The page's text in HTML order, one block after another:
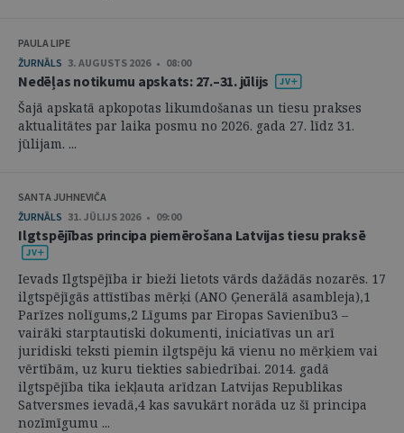
PAULA LIPE
ŽURNĀLS 3. AUGUSTS 2026 • 08:00
Nedēļas notikumu apskats: 27.–31. jūlijs
Šajā apskatā apkopotas likumdošanas un tiesu prakses
aktualitātes par laika posmu no 2026. gada 27. līdz 31.
jūlijam. ...
SANTA JUHNEVIČA
ŽURNĀLS 31. JŪLIJS 2026 • 09:00
Ilgtspējības principa piemērošana Latvijas tiesu praksē
Ievads Ilgtspējība ir bieži lietots vārds dažādās nozarēs. 17
ilgtspējīgās attīstības mērķi (ANO Ģenerālā asambleja),1
Parīzes nolīgums,2 Līgums par Eiropas Savienību3 –
vairāki starptautiski dokumenti, iniciatīvas un arī
juridiski teksti piemin ilgtspēju kā vienu no mērķiem vai
vērtībām, uz kuru tiekties sabiedrībai. 2014. gadā
ilgtspējība tika iekļauta arīdzan Latvijas Republikas
Satversmes ievadā,4 kas savukārt norāda uz šī principa
nozīmīgumu ...